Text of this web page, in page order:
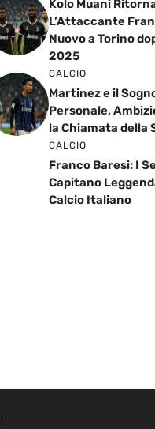
Kolo Muani
L’Attaccante
Nuovo a Torino
2025
CALCIO
Martinez e il
Personale,
la Chiamata della
CALCIO
Franco Baresi: I
Capitano
Calcio Italiano